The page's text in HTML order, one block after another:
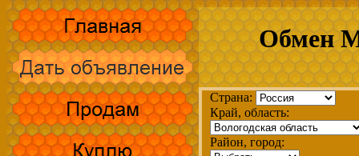
Обмен
Страна:
Край, область:
Район, город: